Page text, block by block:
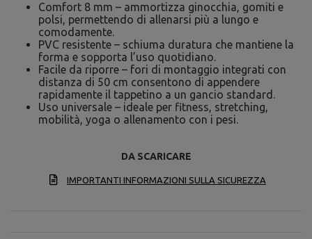
Comfort 8 mm – ammortizza ginocchia, gomiti e
polsi, permettendo di allenarsi più a lungo e
comodamente.
PVC resistente – schiuma duratura che mantiene la
forma e sopporta l’uso quotidiano.
Facile da riporre – fori di montaggio integrati con
distanza di 50 cm consentono di appendere
rapidamente il tappetino a un gancio standard.
Uso universale – ideale per fitness, stretching,
mobilità, yoga o allenamento con i pesi.
DA SCARICARE
IMPORTANTI INFORMAZIONI SULLA SICUREZZA